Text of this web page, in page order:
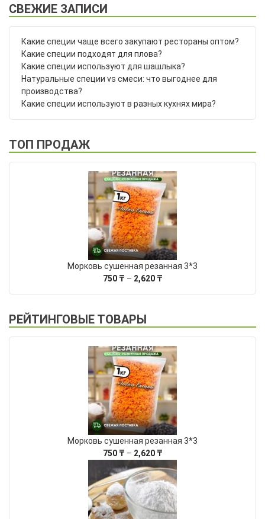
СВЕЖИЕ ЗАПИСИ
Какие специи чаще всего закупают рестораны оптом?
Какие специи подходят для плова?
Какие специи используют для шашлыка?
Натуральные специи vs смеси: что выгоднее для
производства?
Какие специи используют в разных кухнях мира?
ТОП ПРОДАЖ
Морковь сушенная резанная 3*3
750 ₸ – 2,620 ₸Диапазон
2,620 ₸
РЕЙТИНГОВЫЕ ТОВАРЫ
Морковь сушенная резанная 3*3
750 ₸ – 2,620 ₸Диапазон
цен:
750 ₸
–
2,620 ₸